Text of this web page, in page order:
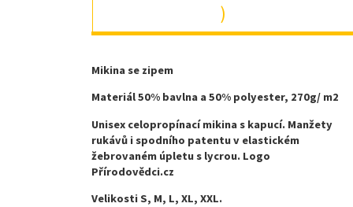
)
Mikina se zipem
Materiál 50% bavlna a 50% polyester, 270g/ m2
Unisex celopropínací mikina s kapucí. Manžety
rukávů i spodního patentu v elastickém
žebrovaném úpletu s lycrou. Logo
Přírodovědci.cz
Velikosti S, M, L, XL, XXL.